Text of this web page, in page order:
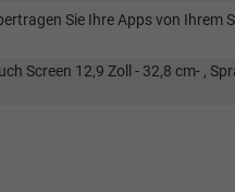
Sie Ihre Apps von Ihrem
Screen 12,9 Zoll - 32,8 cm- ,